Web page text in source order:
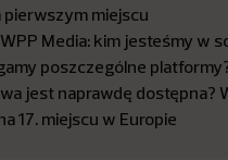
pierwszym miejscu
Media: kim jesteśmy w
poszczególne
jest naprawdę dostępna?
17. miejscu w Europie